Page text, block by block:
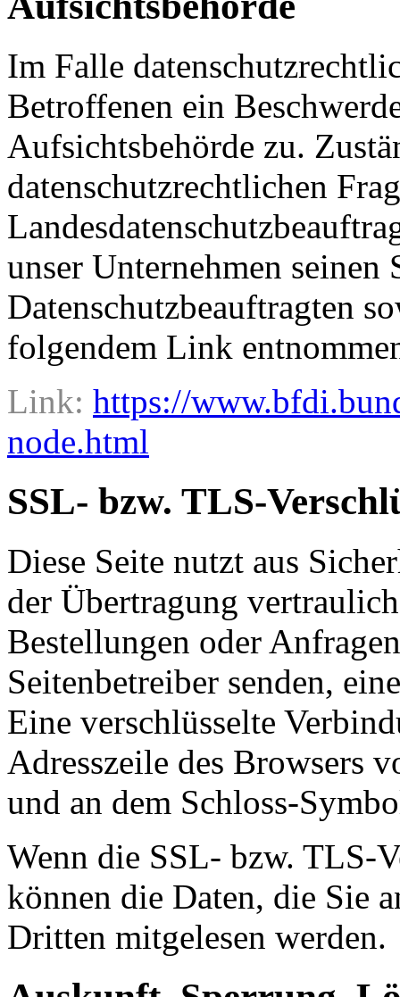
Im Falle
Betroffenen ein
Aufsichtsbehörde zu.
datenschutzrechtlichen
unser Unternehmen
Datenschutzbeauftragten
folgendem Link
Link: https://
node.html
SSL- bzw. TLS-
Diese Seite nutzt aus
der Übertragung
Bestellungen oder
Seitenbetreiber senden,
Eine verschlüsselte
Adresszeile des Browsers
und an dem Schloss-
Wenn die SSL- bzw. TLS-
können die Daten, die Sie
Dritten mitgelesen werden.